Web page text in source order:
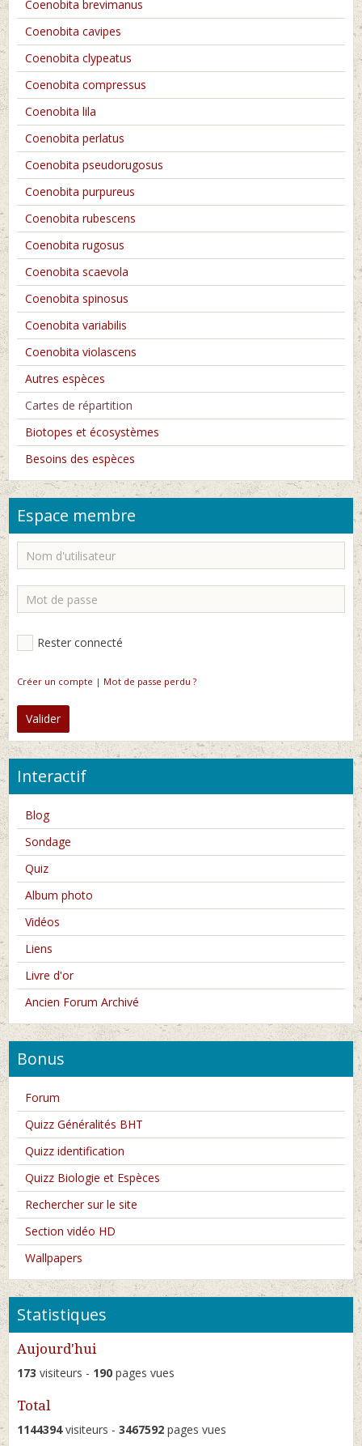
Coenobita brevimanus
Coenobita cavipes
Coenobita clypeatus
Coenobita compressus
Coenobita lila
Coenobita perlatus
Coenobita pseudorugosus
Coenobita purpureus
Coenobita rubescens
Coenobita rugosus
Coenobita scaevola
Coenobita spinosus
Coenobita variabilis
Coenobita violascens
Autres espèces
Cartes de répartition
Biotopes et écosystèmes
Besoins des espèces
Espace membre
Rester connecté
Créer un compte | Mot de passe perdu ?
Valider
Interactif
Blog
Sondage
Quiz
Album photo
Vidéos
Liens
Livre d'or
Ancien Forum Archivé
Bonus
Forum
Quizz Généralités BHT
Quizz identification
Quizz Biologie et Espèces
Rechercher sur le site
Section vidéo HD
Wallpapers
Statistiques
Aujourd'hui
173 visiteurs - 190 pages vues
Total
1144394visiteurs - 3467592 pages vues